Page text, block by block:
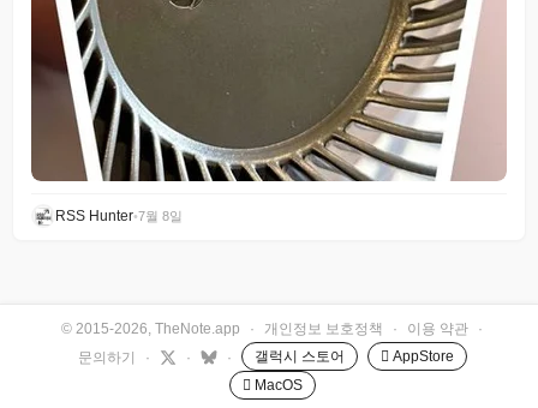
RSS Hunter•7월 8일
© 2015-2026, TheNote.app · 개인정보 보호정책 · 이용 약관
·
문의하기
· · · 갤럭시 스토어
 AppStore
 MacOS